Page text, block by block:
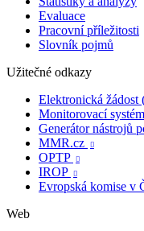
Evaluace
Pracovní příležitosti
Slovník pojmů
Užitečné odkazy
Elektronická žádost
Monitorovací
Generátor nástrojů
MMR.cz 
OPTP 
IROP 
Evropská komise v
Web